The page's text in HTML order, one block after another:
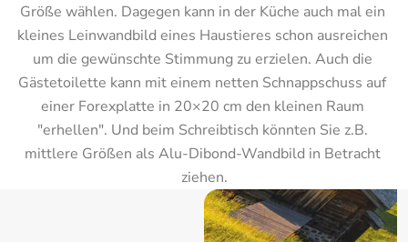
Größe wählen. Dagegen kann in der Küche auch mal ein
kleines Leinwandbild eines Haustieres schon ausreichen
um die gewünschte Stimmung zu erzielen. Auch die
Gästetoilette kann mit einem netten Schnappschuss auf
einer Forexplatte in 20×20 cm den kleinen Raum
"erhellen". Und beim Schreibtisch könnten Sie z.B.
mittlere Größen als Alu-Dibond-Wandbild in Betracht
ziehen.